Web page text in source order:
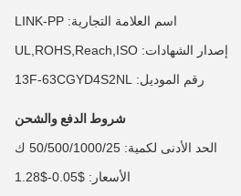
اسم العلامة التجارية: LINK-PP
إصدار الشهادات: UL,ROHS,Reach,ISO
رقم الموديل: 13F-63CGYD4S2NL
شروط الدفع والشحن
الحد الأدنى لكمية: 50/500/1000/25 ك
الأسعار: $0.05-$1.28